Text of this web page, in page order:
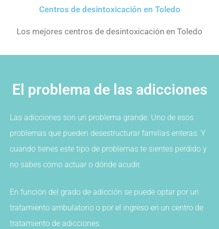
Centros de desintoxicación en Toledo
Los mejores centros de desintoxicación en Toledo
El problema de las adicciones
Las adicciones son un problema grande. Uno de esos
problemas que pueden desestructurar familias enteras. Y
cuando tienes este tipo de problemas te sientes perdido y
no sabes cómo actuar o dónde acudir.
En función del grado de adicción se puede optar por un
tratamiento ambulatorio o por el ingreso en un centro de
tratamiento de adicciones.